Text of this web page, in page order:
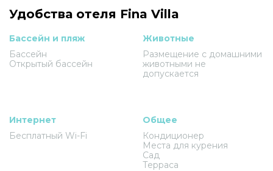
Удобства отеля Fina Villa
Бассейн и пляж
Бассейн
Открытый бассейн
Животные
Размещение с домашними
животными не
допускается
Интернет
Бесплатный Wi-Fi
Общее
Кондиционер
Места для курения
Сад
Терраса